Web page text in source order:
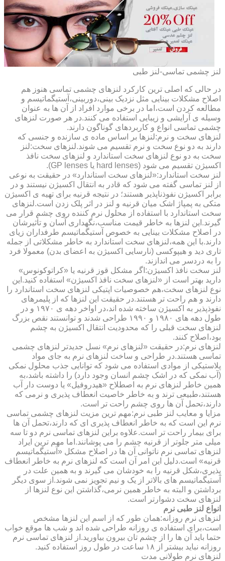
لنز چشمی تماسی-لنز طبی
در حالی که اصلی ترین کارکرد لنزهای چشمی تماسی هنوز هم
اصلاح مشکلات بینایی مثل نزدیک بینی،دوربینی،آستیگماتیسم و
مطالعه کردن است،اما در برخی موارد افراد از آن ها به عنوان
وسیله ی آرایشی و زیبایی استفاده می کنند.در هر صورت لنزهای
چشمی تماسی انواع و کاربردهای گوناگون دارند.
لنزهای سخت و نرم:لنزها بر اساس ماده ی سازنده و جنسی که
دارند به دو نوع سخت و نرم تقسیم می شوند.لنزهای سخت:لنز
سخت به دو نوع لنزهای سخت استاندارد و لنزهای سخت نافذ
اکسیژن تقسیم می شود (hard lenses یا GP lenses).
لنز سخت استاندارد:«لنزهای سخت استاندارد» در حقیقت به نوعی
از لنز تماسی گفته می شود که قادر به انتقال اکسیژن نیستند و در
برابر اکسیژن نفوذناپذیر هستند؛ در نتیجه قرنیه برای تهیه ی اکسیژن
متکی به پمپاژ اشک میان قرنیه و لنز در اثر پلک زدن است.لنزهای
سخت استاندارد با استفاده از محلول نرم کننده روی چشم قرار می
گیرند.این لنزها به خاطر قیمت مناسب،نگهداری آسان و تأثیرشان
در اصلاح مشکلات بینایی به خصوص آستیگماتیسم طرفداران زیای
دارند.با این همه،لنزهای سخت استاندارد به خاطر مشکلاتی از جمله
تاری دید و هیپوکسی (نارسایی اکسیژن به اعضای بدن) معمولا فرد
را به دردسر می اندازند.
لنز سخت نافذ اکسیژن:اگر مشکل قوز قرنیه یا «کراتوکونوس»
دارید بهتر است از «لنزهای سخت نافذ اکسیژن» استفاده کنید.این
نوع لنزهای سخت،هم خصوصیات اپتیکی لنزهای سخت استاندارد را
دارند و هم راحت تر هستند.در حقیقت این لنزها که از پلیمرهای
نفوذپذیر به اکسیژن ساخته شده اند،در اواخر دهه ی ۱۹۷۰ و در
طول دهه های ۱۹۸۰ و ۱۹۹۰ طراحی شدند و توانستند نقص بزرگ
لنزهای سخت قبلی را که محدودیت انتقال اکسیژن به چشم
بود،اصلاح کنند.
لنزهای نرم:در حقیقت «لنزهای نرم» نسل جدیدتر لنزهای چشمی
تماسی هستند.در طراحی و ساخت لنزهای نرم به جای مواد
پلاستیکی از موادی استفاده می شود که توانایی جذب محلول نمکی
(آب نمکی که در اشک چشم انسان وجود دارد) را داشته باشد،به
همین خاطر لنزهای نرم به اصطلاح «هیدروفیل» یا دوست دار آب
هستند،طبیعی ترند و به خاطر خاصیت انعطاف پذیری و نرمی که
دارند،تحمل آن ها روی چشم راحت تر است.
مزایا و معایب لنز طبی نرم:مهم ترین مزیت لنزهای چشمی تماسی
نرم این است که به خاطر انعطاف پذیری ای که دارند،تحمل آن ها
برای بیمار راحت تر است.علاوه براین لنزهای تماسی نرم دو تا سه
میلی متر جلوتر از قرنیه چشم را می پوشانند.اما مهم ترین ایراد
لنزهای تماسی نرم ناتوانی آن ها در اصلاح مشکل «آستیگماتیسم
قرنیه» است.دلیل این امر آن است که لنزهای نرم به خاطر انعطاف
پذیری،شکل قرنیه را به خودشان می گیرند و به همین علت در
آستیگماتیسم های بالاتر از یک و نیم تجویز نمی شوند.از سوی دیگر
برداشتن و البته به خاطر همین نرمی،گذاشتن این نوع لنزها از
لنزهای سخت دشوارتر است.
انواع لنز طبی نرم
لنزهای نرم روزانه:همان طور که از اسم این لنزها مشخص
است،برای استفاده ی روزانه طراحی شده اند و شب ها موقع خواب
حتما باید آن ها را از چشم تان بیرون بیاورید.از لنزهای تماسی نرم
روزانه نباید بیشتر از ۱۸ ساعت در طول روز استفاده کنید.
لنزهای نرم طولانی مدت